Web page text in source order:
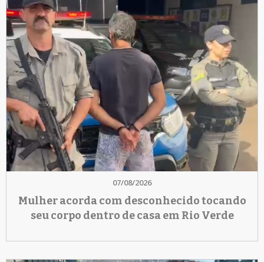
07/08/2026
Mulher acorda com desconhecido tocando
seu corpo dentro de casa em Rio Verde